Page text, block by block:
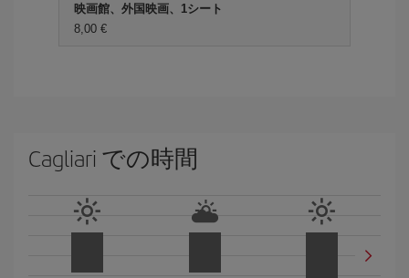
映画館、外国映画、1シート
8,00 €
Cagliari での時間